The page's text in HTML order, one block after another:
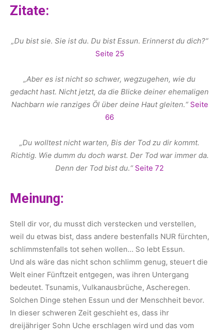
Zitate:
„Du bist sie. Sie ist du. Du bist Essun. Erinnerst du dich?“
Seite 25
„Aber es ist nicht so schwer, wegzugehen, wie du
gedacht hast. Nicht jetzt, da die Blicke deiner ehemaligen
Nachbarn wie ranziges Öl über deine Haut gleiten.“ Seite
66
„Du wolltest nicht warten, Bis der Tod zu dir kommt.
Richtig. Wie dumm du doch warst. Der Tod war immer da.
Denn der Tod bist du.“ Seite 72
Meinung:
Stell dir vor, du musst dich verstecken und verstellen,
weil du etwas bist, dass andere bestenfalls NUR fürchten,
schlimmstenfalls tot sehen wollen… So lebt Essun.
Und als wäre das nicht schon schlimm genug, steuert die
Welt einer Fünftzeit entgegen, was ihren Untergang
bedeutet. Tsunamis, Vulkanausbrüche, Ascheregen.
Solchen Dinge stehen Essun und der Menschheit bevor.
In dieser schweren Zeit geschieht es, dass ihr
dreijähriger Sohn Uche erschlagen wird und das vom